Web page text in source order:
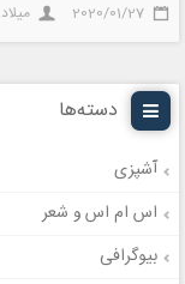
2020/01/27 میلاد
دسته‌ها
آشپزی
اس ام اس و شعر
بیوگرافی